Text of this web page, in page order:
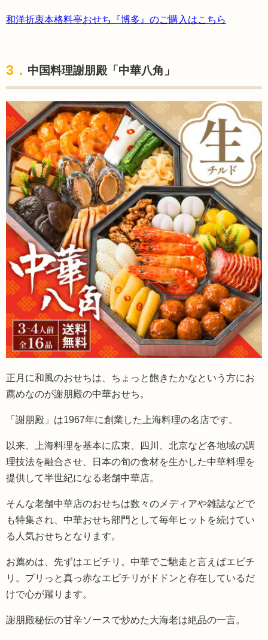
和洋折衷本格料亭おせち『博多』のご購入はこちら
3． 中国料理謝朋殿「中華八角」
正月に和風のおせちは、ちょっと飽きたかなという方にお
薦めなのが謝朋殿の中華おせち。
「謝朋殿」は1967年に創業した上海料理の名店です。
以来、上海料理を基本に広東、四川、北京など各地域の調
理技法を融合させ、日本の旬の食材を生かした中華料理を
提供して半世紀になる老舗中華店。
そんな老舗中華店のおせちは数々のメディアや雑誌などで
も特集され、中華おせち部門として毎年ヒットを続けてい
る人気おせちとなります。
お薦めは、先ずはエビチリ。中華でご馳走と言えばエビチ
リ。プリっと真っ赤なエビチリがドドンと存在しているだ
けで心が躍ります。
謝朋殿秘伝の甘辛ソースで炒めた大海老は絶品の一言。